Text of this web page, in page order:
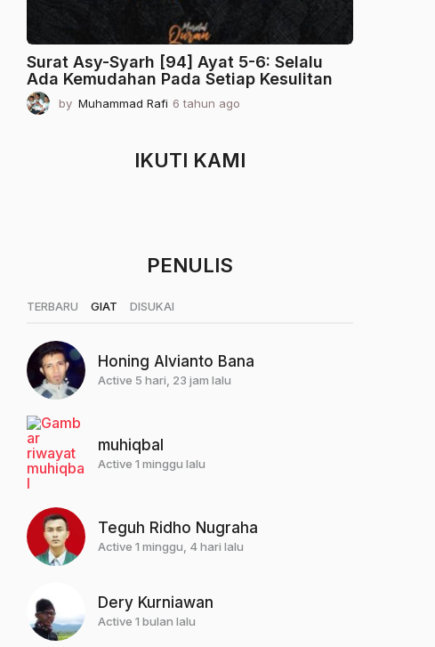
Surat Asy-Syarh [94] Ayat 5-6: Selalu
Ada Kemudahan Pada Setiap Kesulitan
by Muhammad Rafi 6 tahun ago
h
u
IKUTI KAMI
PENULIS
TERBARU GIAT DISUKAI
Honing Alvianto Bana
Active 5 hari, 23 jam lalu
muhiqbal
Active 1 minggu lalu
Teguh Ridho Nugraha
Active 1 minggu, 4 hari lalu
Dery Kurniawan
Active 1 bulan lalu